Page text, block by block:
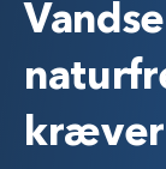
kræver